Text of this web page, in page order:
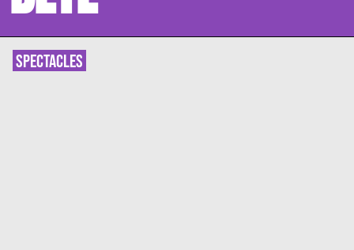
SPECTACLES